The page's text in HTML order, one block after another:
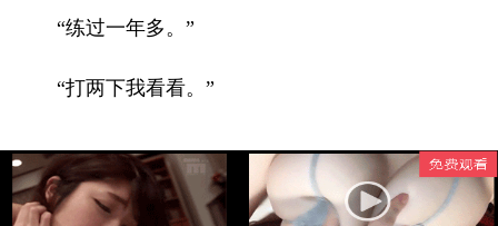
“练过一年多。”
“打两下我看看。”